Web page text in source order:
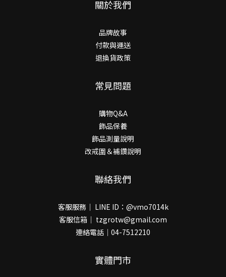
關於我們
品牌故事
付款與運送
退換貨政策
常見問題
購物Q&A
飾品保養
飾品測量說明
改戒圍＆補鑽說明
聯絡我們
客服服務｜ LINE ID：@vmo7014k
客服信箱｜ tzgrotw@gmail.com
連絡電話｜04-7512210
實體門市